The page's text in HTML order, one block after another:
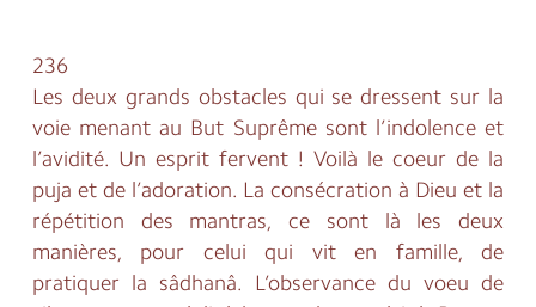
236
Les deux grands obstacles qui se dressent sur la
voie menant au But Suprême sont l’indolence et
l’avidité. Un esprit fervent ! Voilà le coeur de la
puja et de l’adoration. La consécration à Dieu et la
répétition des mantras, ce sont là les deux
manières, pour celui qui vit en famille, de
pratiquer la sâdhanâ. L’observance du voeu de